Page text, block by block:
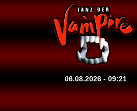
06.08.2026 - 09:21